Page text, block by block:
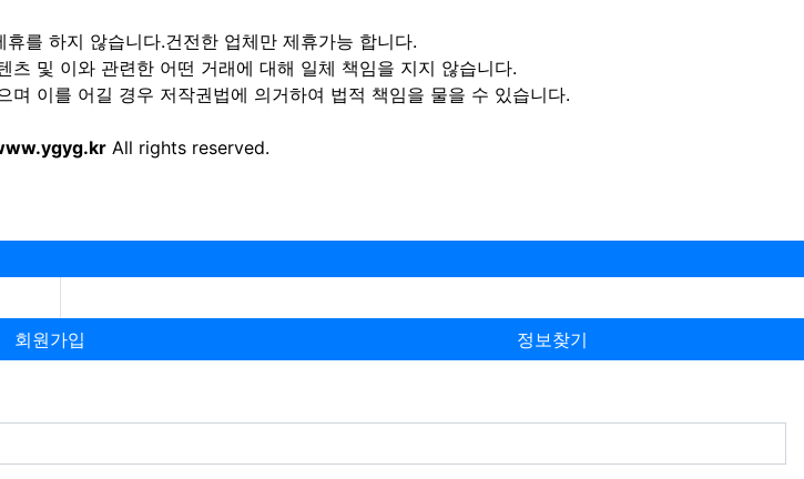
를 하지 않습니다.건전한 업체만 제휴가능 합니다.
츠 및 이와 관련한 어떤 거래에 대해 일체 책임을 지지 않습니다.
이를 어길 경우 저작권법에 의거하여 법적 책임을 물을 수 있습니다.
All rights reserved.
회원가입 정보찾기